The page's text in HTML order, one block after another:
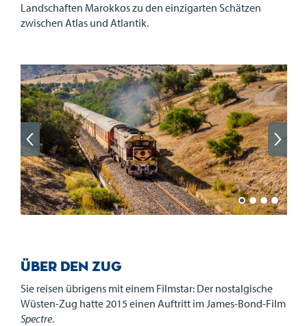
Landschaften Marokkos zu den einzigarten Schätzen
zwischen Atlas und Atlantik.
Über den Zug
Sie reisen übrigens mit einem Filmstar: Der nostalgische
Wüsten-Zug hatte 2015 einen Auftritt im James-Bond-Film
Spectre.